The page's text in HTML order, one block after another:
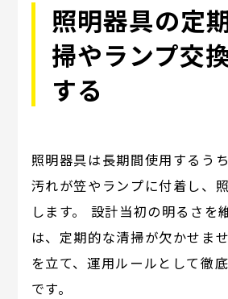
照明器具の定
掃やランプ交
する
照明器具は長期間使用するう
汚れが笠やランプに付着し、
します。 設計当初の明るさを
は、定期的な清掃が欠かせま
を立て、運用ルールとして徹
です。